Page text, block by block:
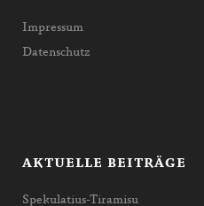
Impressum
Datenschutz
AKTUELLE BEITRÄGE
Spekulatius-Tiramisu